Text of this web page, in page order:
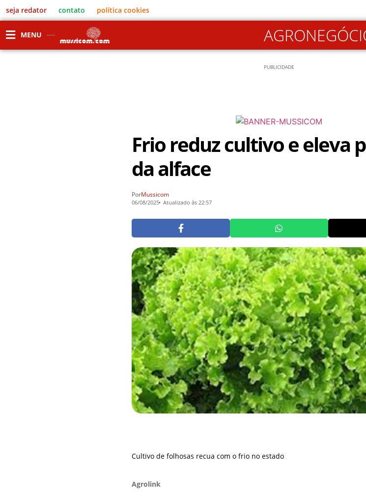
seja redator contato política cookies
MENU
PUBLICIDADE
Frio reduz cultivo e eleva
da alface
PorMussicom
06/08/2025 Atualizado às 22:57
Cultivo de folhosas recua com o frio no estado
Agrolink